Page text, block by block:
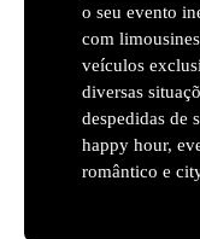
o seu evento
com
veículos
diversas
despedidas de
happy hour,
romântico e